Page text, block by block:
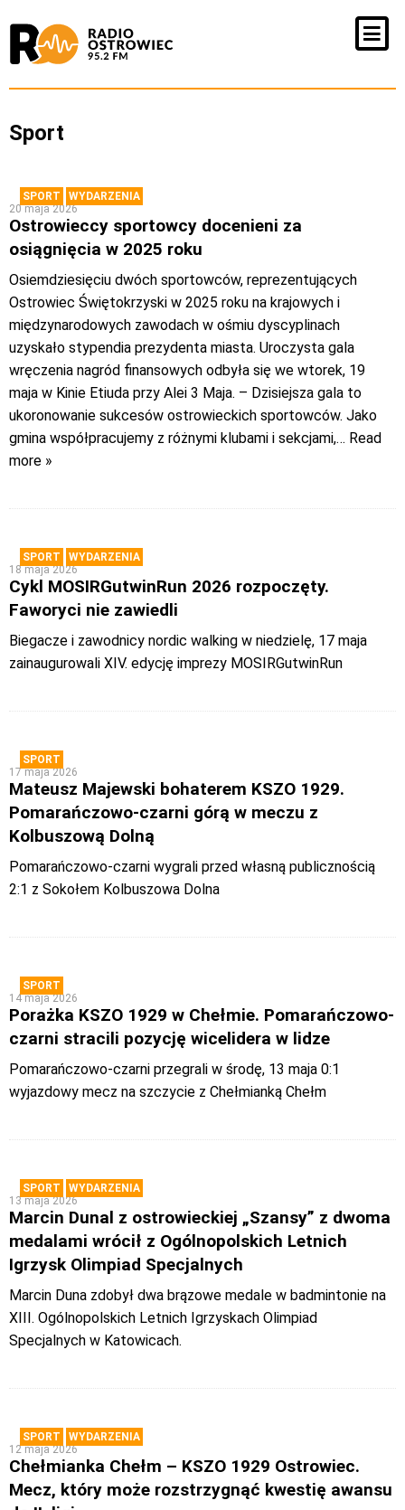
Sport
SPORT
WYDARZENIA
20 maja 2026
Ostrowieccy sportowcy docenieni za
osiągnięcia w 2025 roku
Osiemdziesięciu dwóch sportowców, reprezentujących
Ostrowiec Świętokrzyski w 2025 roku na krajowych i
międzynarodowych zawodach w ośmiu dyscyplinach
uzyskało stypendia prezydenta miasta. Uroczysta gala
wręczenia nagród finansowych odbyła się we wtorek, 19
maja w Kinie Etiuda przy Alei 3 Maja. – Dzisiejsza gala to
ukoronowanie sukcesów ostrowieckich sportowców. Jako
gmina współpracujemy z różnymi klubami i sekcjami,… Read
more »
SPORT
WYDARZENIA
18 maja 2026
Cykl MOSIRGutwinRun 2026 rozpoczęty.
Faworyci nie zawiedli
Biegacze i zawodnicy nordic walking w niedzielę, 17 maja
zainaugurowali XIV. edycję imprezy MOSIRGutwinRun
SPORT
17 maja 2026
Mateusz Majewski bohaterem KSZO 1929.
Pomarańczowo-czarni górą w meczu z
Kolbuszową Dolną
Pomarańczowo-czarni wygrali przed własną publicznością
2:1 z Sokołem Kolbuszowa Dolna
SPORT
14 maja 2026
Porażka KSZO 1929 w Chełmie. Pomarańczowo-
czarni stracili pozycję wicelidera w lidze
Pomarańczowo-czarni przegrali w środę, 13 maja 0:1
wyjazdowy mecz na szczycie z Chełmianką Chełm
SPORT
WYDARZENIA
13 maja 2026
Marcin Dunal z ostrowieckiej „Szansy” z dwoma
medalami wrócił z Ogólnopolskich Letnich
Igrzysk Olimpiad Specjalnych
Marcin Duna zdobył dwa brązowe medale w badmintonie na
XIII. Ogólnopolskich Letnich Igrzyskach Olimpiad
Specjalnych w Katowicach.
SPORT
WYDARZENIA
12 maja 2026
Chełmianka Chełm – KSZO 1929 Ostrowiec.
Mecz, który może rozstrzygnąć kwestię awansu